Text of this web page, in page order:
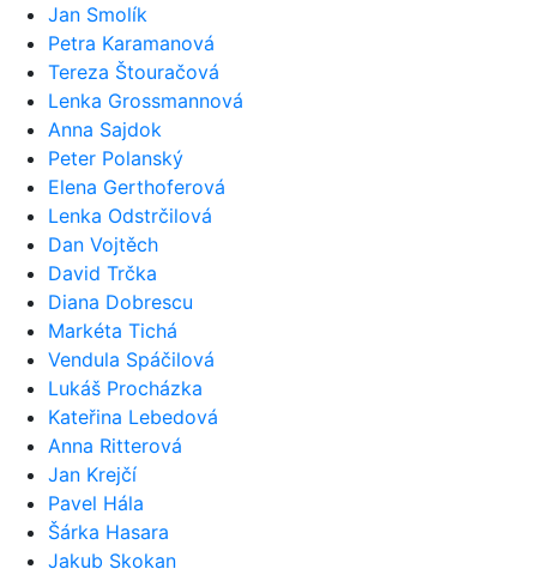
Jan Smolík
Petra Karamanová
Tereza Štouračová
Lenka Grossmannová
Anna Sajdok
Peter Polanský
Elena Gerthoferová
Lenka Odstrčilová
Dan Vojtěch
David Trčka
Diana Dobrescu
Markéta Tichá
Vendula Spáčilová
Lukáš Procházka
Kateřina Lebedová
Anna Ritterová
Jan Krejčí
Pavel Hála
Šárka Hasara
Jakub Skokan